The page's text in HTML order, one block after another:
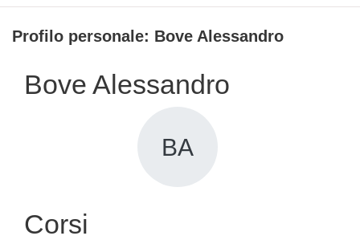
Profilo personale: Bove Alessandro
Bove Alessandro
BA
Corsi